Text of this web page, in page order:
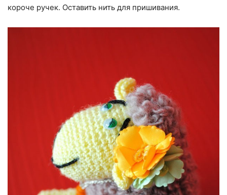
короче ручек. Оставить нить для пришивания.